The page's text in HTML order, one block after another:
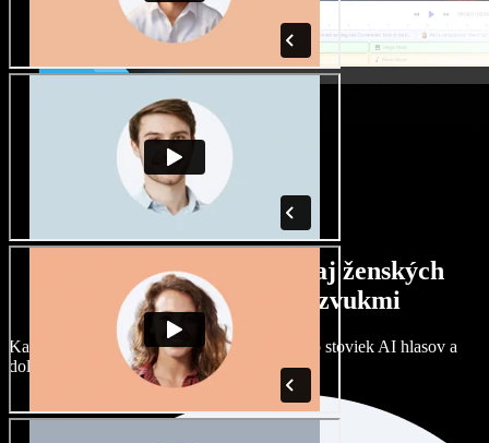
Široký výber mužských aj ženských
hlasov s rôznymi prízvukmi
Každý projekt môže znieť inak. Vyberte si zo stoviek AI hlasov a
dolaďte si ich podľa seba.